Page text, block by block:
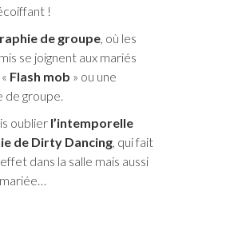
!
de groupe, où les
se joignent aux mariés
Flash mob » ou une
de groupe.
oublier l’intemporelle
de Dirty Dancing, qui fait
dans la salle mais aussi